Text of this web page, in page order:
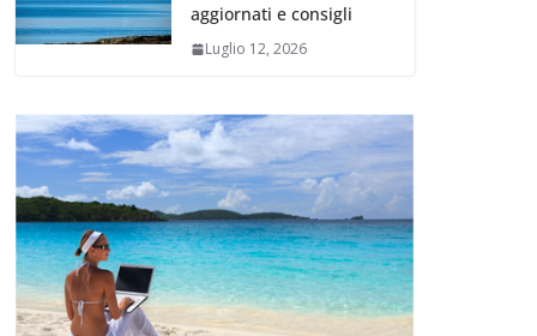
aggiornati e consigli
Luglio 12, 2026